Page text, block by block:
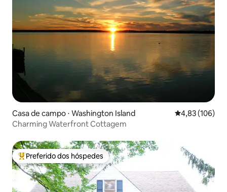
Casa de campo ⋅ Washington Island 4,83 de uma
4,83 (106)
Charming Waterfront Cottagem
Entre os melhores preferidos dos hóspedes
Preferido dos hóspedes